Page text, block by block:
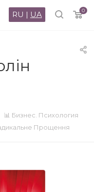
0
RU | UA
📊 Бизнес. Психология
Прощення